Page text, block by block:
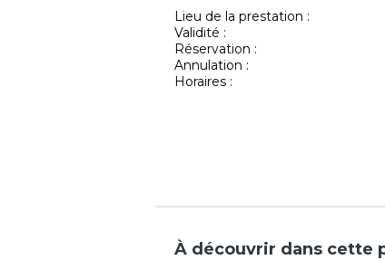
Lieu de la prestation :
Validité :
Réservation :
Annulation :
Horaires :
À découvrir dans cette